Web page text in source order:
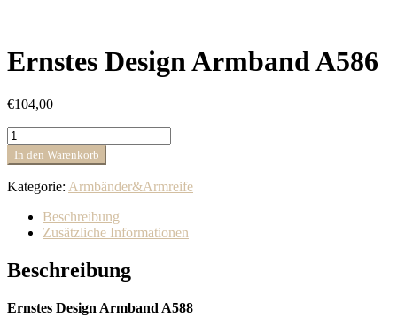
Ernstes Design Armband A586
€104,00
Ernstes
Design
Armband
A586
Menge
In den Warenkorb
Kategorie: Armbänder&Armreife
Beschreibung
Zusätzliche Informationen
Beschreibung
Ernstes Design Armband A588